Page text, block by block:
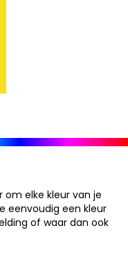
om elke kleur van je
eenvoudig een kleur
of waar dan ook